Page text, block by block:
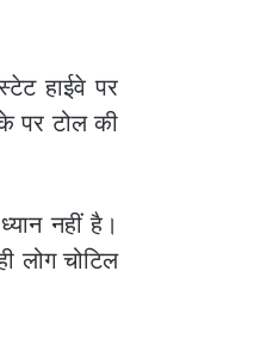
हाईवे पर
पर टोल की
नहीं है।
लोग चोटिल